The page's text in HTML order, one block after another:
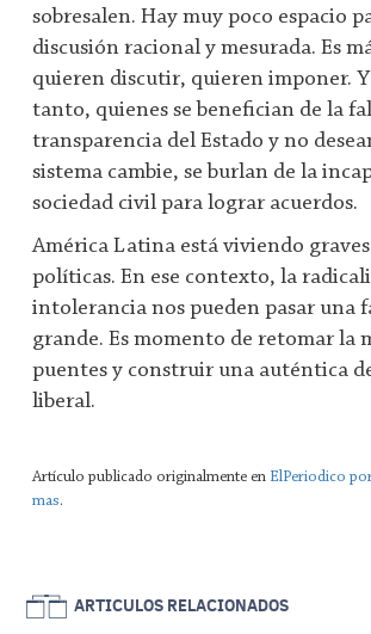
sobresalen. Hay muy poco espacio
discusión racional y mesurada. Es
quieren discutir, quieren imponer.
tanto, quienes se benefician de la
transparencia del Estado y no
sistema cambie, se burlan de la
sociedad civil para lograr acuerdos.
América Latina está viviendo
políticas. En ese contexto, la
intolerancia nos pueden pasar una
grande. Es momento de retomar la
puentes y construir una auténtica
liberal.
Artículo publicado originalmente en ElPeriodico
mas.
ARTICULOS RELACIONADOS